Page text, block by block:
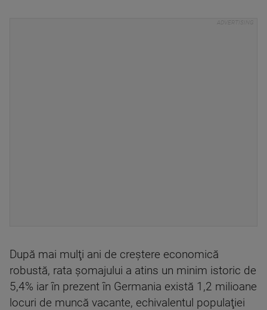
După mai mulţi ani de creştere economică
robustă, rata şomajului a atins un minim istoric de
5,4% iar în prezent în Germania există 1,2 milioane
locuri de muncă vacante, echivalentul populaţiei